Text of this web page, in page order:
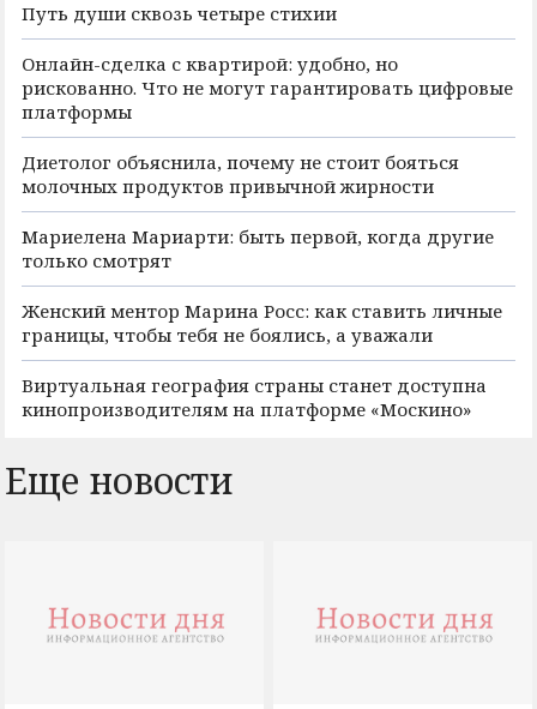
Путь души сквозь четыре стихии
Онлайн-сделка с квартирой: удобно, но
рискованно. Что не могут гарантировать цифровые
платформы
Диетолог объяснила, почему не стоит бояться
молочных продуктов привычной жирности
Мариелена Мариарти: быть первой, когда другие
только смотрят
Женский ментор Марина Росс: как ставить личные
границы, чтобы тебя не боялись, а уважали
Виртуальная география страны станет доступна
кинопроизводителям на платформе «Москино»
Еще новости